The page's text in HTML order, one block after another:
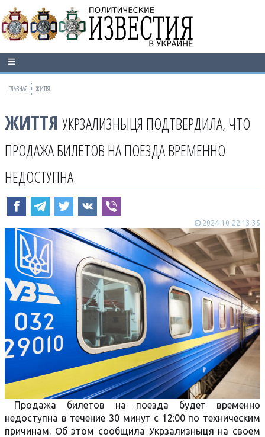
ГЛАВНАЯ ЖИТТЯ
ЖИТТЯ УКРЗАЛИЗНЫЦЯ ПОДТВЕРДИЛА, ЧТО
ПРОДАЖА БИЛЕТОВ НА ПОЕЗДА ВРЕМЕННО
НЕДОСТУПНА
2024-10-22 13:35
Продажа билетов на поезда будет временно
недоступна в течение 30 минут с 12:00 по техническим
причинам. Об этом сообщила Укрзализныця на своем